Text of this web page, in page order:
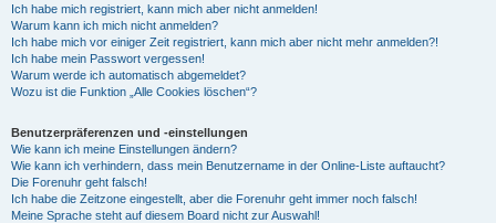
Ich habe mich registriert, kann mich aber nicht anmelden!
Warum kann ich mich nicht anmelden?
Ich habe mich vor einiger Zeit registriert, kann mich aber nicht mehr anmelden?!
Ich habe mein Passwort vergessen!
Warum werde ich automatisch abgemeldet?
Wozu ist die Funktion „Alle Cookies löschen“?
Benutzerpräferenzen und -einstellungen
Wie kann ich meine Einstellungen ändern?
Wie kann ich verhindern, dass mein Benutzername in der Online-Liste auftaucht?
Die Forenuhr geht falsch!
Ich habe die Zeitzone eingestellt, aber die Forenuhr geht immer noch falsch!
Meine Sprache steht auf diesem Board nicht zur Auswahl!